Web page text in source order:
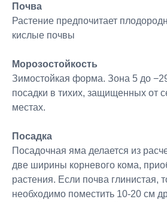
Почва
Растение предпочитает
кислые почвы
Морозостойкость
Зимостойкая форма. Зона 5 до
посадки в тихих, защищенных от
местах.
Посадка
Посадочная яма делается из
две ширины корневого кома,
растения. Если почва глинистая,
необходимо поместить 10-20 см